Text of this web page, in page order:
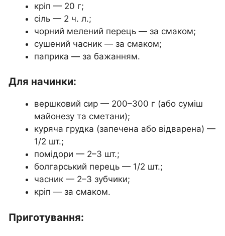
кріп — 20 г;
сіль — 2 ч. л.;
чорний мелений перець — за смаком;
сушений часник — за смаком;
паприка — за бажанням.
Для начинки:
вершковий сир — 200–300 г (або суміш
майонезу та сметани);
куряча грудка (запечена або відварена) —
1/2 шт.;
помідори — 2–3 шт.;
болгарський перець — 1/2 шт.;
часник — 2–3 зубчики;
кріп — за смаком.
Приготування: